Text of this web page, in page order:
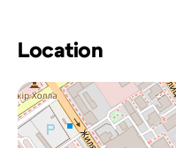
Location